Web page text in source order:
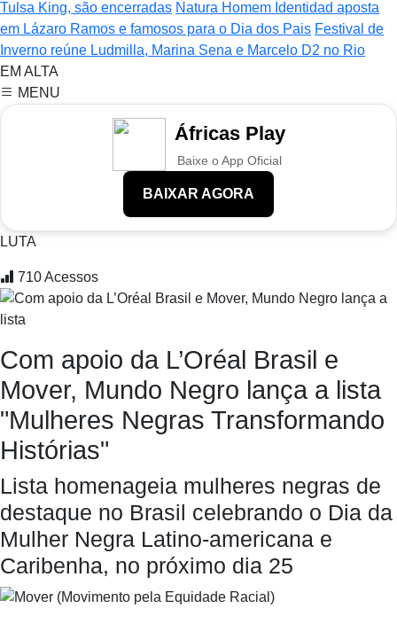
Tulsa King, são encerradas Natura Homem Identidad aposta
em Lázaro Ramos e famosos para o Dia dos Pais Festival de
Inverno reúne Ludmilla, Marina Sena e Marcelo D2 no Rio
EM ALTA
MENU
Áfricas Play
Baixe o App Oficial
BAIXAR AGORA
LUTA
710Acessos
Com apoio da L’Oréal Brasil e
Mover, Mundo Negro lança a lista
"Mulheres Negras Transformando
Histórias"
Lista homenageia mulheres negras de
destaque no Brasil celebrando o Dia da
Mulher Negra Latino-americana e
Caribenha, no próximo dia 25